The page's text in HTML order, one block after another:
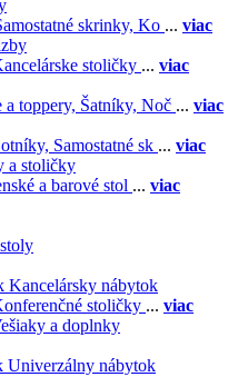
skrinky, Ko ... viac
stoličky ... viac
a toppery, Šatníky, Noč ... viac
Samostatné sk ... viac
a stoličky
a barové stol ... viac
Kancelársky nábytok
stoličky ... viac
a doplnky
Univerzálny nábytok